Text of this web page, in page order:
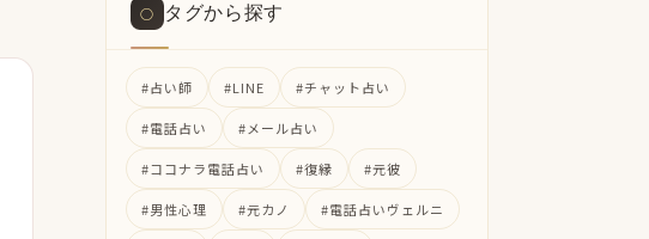
○ タグから探す
#占い師 #LINE #チャット占い
#電話占い #メール占い
#ココナラ電話占い #復縁 #元彼
#男性心理 #元カノ #電話占いヴェルニ